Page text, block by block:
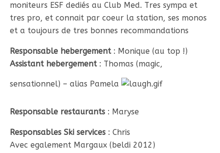
moniteurs ESF dediés au Club Med. Tres sympa et
tres pro, et connait par coeur la station, ses monos
et a toujours de tres bonnes recommandations
Responsable hebergement: Monique (au top !)
Assistant hebergement: Thomas (magic,
sensationnel) – alias Pamela
Responsable restaurants : Maryse
Responsables Ski services : Chris
Avec egalement Margaux (beldi 2012)